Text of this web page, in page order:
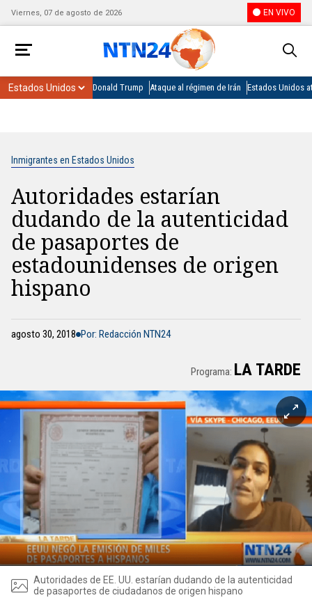
Viernes, 07 de agosto de 2026 EN VIVO
Donald Trump Ataque al régimen de Irán Estados Unidos
Inmigrantes en Estados Unidos
Autoridades estarían
dudando de la autenticidad
de pasaportes de
estadounidenses de origen
hispano
agosto 30, 2018 Por: Redacción NTN24
Programa: LA TARDE
Autoridades de EE. UU. estarían dudando de la autenticidad
de pasaportes de ciudadanos de origen hispano